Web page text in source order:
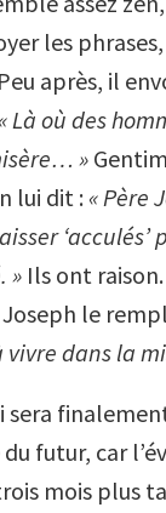
les
après, il
« Là où des
»
lui dit : « Père
‘acculés’
» Ils ont
le
vivre dans la
sera
futur, car
mois plus